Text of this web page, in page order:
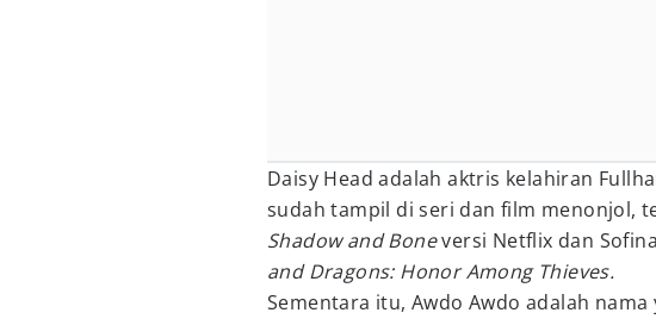
Daisy Head adalah aktris kelahiran
sudah tampil di seri dan film menonjol,
Shadow and Boneversi Netflix dan
and Dragons: Honor Among Thieves.
Sementara itu, Awdo Awdo adalah